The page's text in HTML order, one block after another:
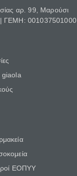
αρ. 99, Μαρούσι
ΓΕΜΗ: 001037501000
giaola
ΕΟΠΥΥ